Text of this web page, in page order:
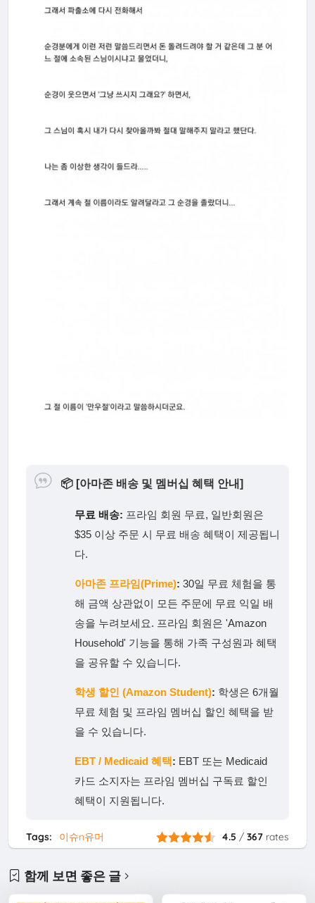
📦 [아마존 배송 및 멤버십 혜택 안내]
무료 배송: 프라임 회원 무료, 일반회원은
$35 이상 주문 시 무료 배송 혜택이 제공됩니
다.
아마존 프라임(Prime): 30일 무료 체험을 통
해 금액 상관없이 모든 주문에 무료 익일 배
송을 누려보세요. 프라임 회원은 'Amazon
Household' 기능을 통해 가족 구성원과 혜택
을 공유할 수 있습니다.
학생 할인 (Amazon Student): 학생은 6개월
무료 체험 및 프라임 멤버십 할인 혜택을 받
을 수 있습니다.
EBT / Medicaid 혜택: EBT 또는 Medicaid
카드 소지자는 프라임 멤버십 구독료 할인
혜택이 지원됩니다.
Tags: 이슈n유머 4.5 /367 rates
함께 보면 좋은 글